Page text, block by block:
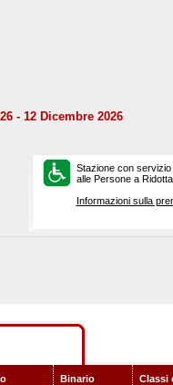
- 12 Dicembre 2026
Stazione con
alle Persone a
Informazioni sulla
Binario
Classi